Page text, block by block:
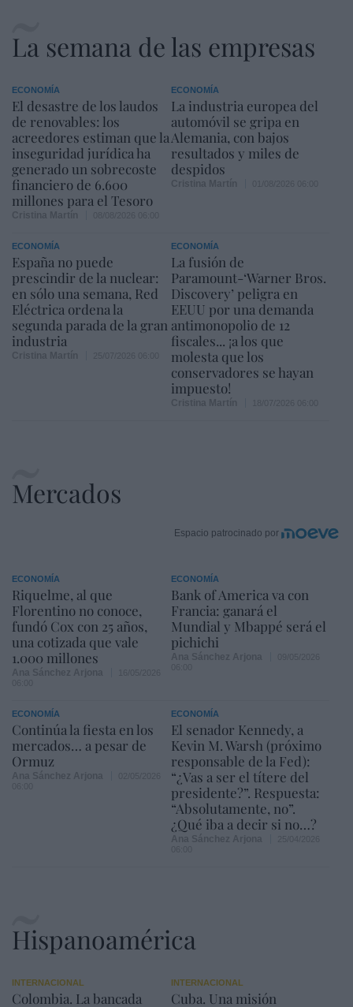
La semana de las empresas
ECONOMÍA
El desastre de los laudos
de renovables: los
acreedores estiman que la
inseguridad jurídica ha
generado un sobrecoste
financiero de 6.600
millones para el Tesoro
ECONOMÍA
La industria europea del
automóvil se gripa en
Alemania, con bajos
resultados y miles de
despidos
ECONOMÍA
España no puede
prescindir de la nuclear:
en sólo una semana, Red
Eléctrica ordena la
segunda parada de la gran
industria
ECONOMÍA
La fusión de
Paramount-‘Warner Bros.
Discovery’ peligra en
EEUU por una demanda
antimonopolio de 12
fiscales... ¡a los que
molesta que los
conservadores se hayan
impuesto!
Mercados
Espacio patrocinado por
ECONOMÍA
Riquelme, al que
Florentino no conoce,
fundó Cox con 25 años,
una cotizada que vale
1.000 millones
ECONOMÍA
Bank of America va con
Francia: ganará el
Mundial y Mbappé será el
pichichi
ECONOMÍA
Continúa la fiesta en los
mercados… a pesar de
Ormuz
ECONOMÍA
El senador Kennedy, a
Kevin M. Warsh (próximo
responsable de la Fed):
“¿Vas a ser el títere del
presidente?”. Respuesta:
“Absolutamente, no”.
¿Qué iba a decir si no…?
Hispanoamérica
INTERNACIONAL
Colombia. La bancada
INTERNACIONAL
Cuba. Una misión